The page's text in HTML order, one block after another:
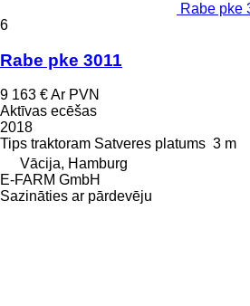
Rabe pke
6
Rabe pke 3011
9 163 €Ar PVN
Aktīvas ecēšas
2018
Tips traktoram Satveres platums 3 m
Vācija, Hamburg
E-FARM GmbH
Sazināties ar pārdevēju